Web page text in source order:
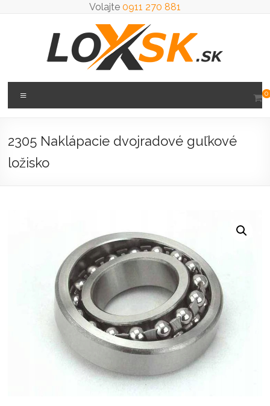
Volajte 0911 270 881
Loxsk
predaj
0
2305 Naklápacie dvojradové guľkové
ložisko